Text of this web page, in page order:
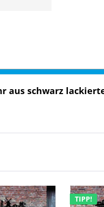
aus schwarz
TIPP!